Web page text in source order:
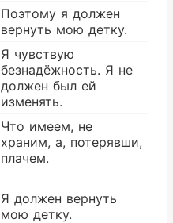
Поэтому я должен
вернуть мою детку.
Я чувствую
безнадёжность. Я не
должен был ей
изменять.
Что имеем, не
храним, а, потерявши,
плачем.
Я должен вернуть
мою детку.